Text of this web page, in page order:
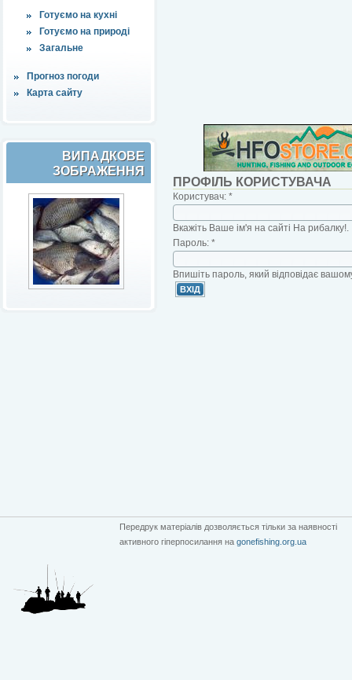
Готуємо на кухні
Готуємо на природі
Загальне
Прогноз погоди
Карта сайту
ВИПАДКОВЕ
ЗОБРАЖЕННЯ
ПРОФІЛЬ КОРИСТУВАЧА
Користувач: *
Вкажіть Ваше ім'я на сайті На рибалку!.
Пароль: *
Впишіть пароль, який відповідає
Передрук матеріалів дозволяється тільки за наявності
активного гіперпосилання на gonefishing.org.ua